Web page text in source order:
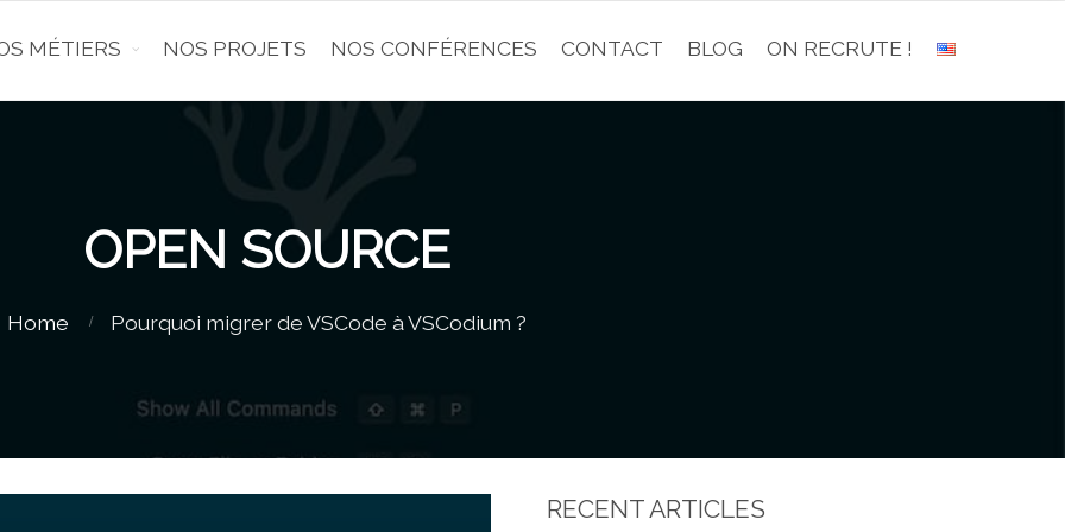
MÉTIERS NOS PROJETS NOS CONFÉRENCES CONTACT BLOG ON RECRUTE !
OPEN SOURCE
Home Pourquoi migrer de VSCode à VSCodium ?
RECENT ARTICLES